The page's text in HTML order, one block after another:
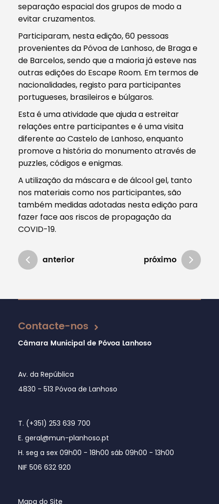
separação espacial dos grupos de modo a
evitar cruzamentos.
Participaram, nesta edição, 60 pessoas
provenientes da Póvoa de Lanhoso, de Braga e
de Barcelos, sendo que a maioria já esteve nas
outras edições do Escape Room. Em termos de
nacionalidades, registo para participantes
portugueses, brasileiros e búlgaros.
Esta é uma atividade que ajuda a estreitar
relações entre participantes e é uma visita
diferente ao Castelo de Lanhoso, enquanto
promove a história do monumento através de
puzzles, códigos e enigmas.
A utilização da máscara e de álcool gel, tanto
nos materiais como nos participantes, são
também medidas adotadas nesta edição para
fazer face aos riscos de propagação da
COVID-19.
anterior próximo
Atualizado em 01/08/2024
Contacte-nos
Câmara Municipal de Póvoa Lanhoso
Av. da República
4830 - 513 Póvoa de Lanhoso
T. (+351) 253 639 700
E. geral@mun-planhoso.pt
H. seg a sex 09h00 - 18h00 sáb 09h00 - 13h00
NIF 506 632 920
Mapa do Site